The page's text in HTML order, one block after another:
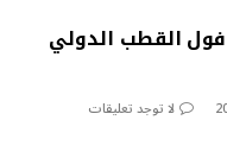
القطب الدولي
لا توجد تعليقات